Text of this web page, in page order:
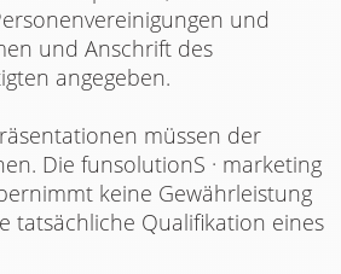
und
und Anschrift des
angegeben.
müssen der
Die funsolutionS · marketing
keine Gewährleistung
tatsächliche Qualifikation eines